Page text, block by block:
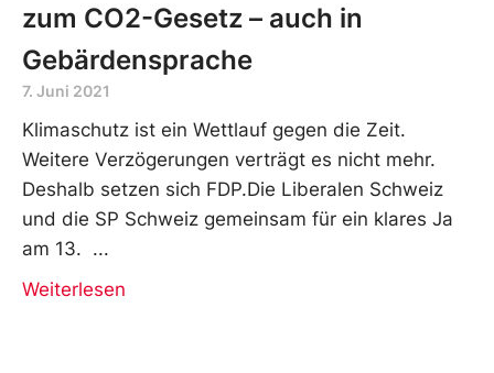
zum CO2-Gesetz – auch in
Gebärdensprache
7. Juni 2021
Klimaschutz ist ein Wettlauf gegen die Zeit.
Weitere Verzögerungen verträgt es nicht mehr.
Deshalb setzen sich FDP.Die Liberalen Schweiz
und die SP Schweiz gemeinsam für ein klares Ja
am 13.
Weiterlesen